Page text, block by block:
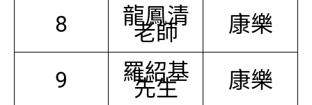
8 龍鳳清
老師 康樂
9 羅紹基
先生 康樂